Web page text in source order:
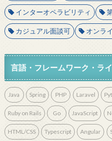
インターオペラビリティ
カジュアル面談可 オンラ
言語・フレームワーク・ラ
Java Spring PHP Laravel
Ruby on Rails Go JavaScript
HTML/CSS Typescript Angular